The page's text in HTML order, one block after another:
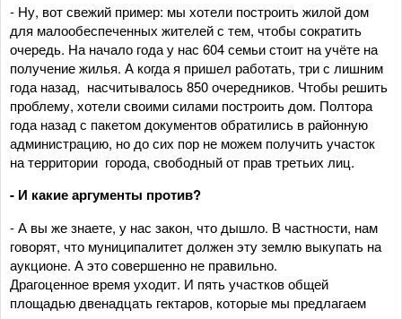
- Ну, вот свежий пример: мы хотели построить жилой дом
для малообеспеченных жителей с тем, чтобы сократить
очередь. На начало года у нас 604 семьи стоит на учёте на
получение жилья. А когда я пришел работать, три с лишним
года назад, насчитывалось 850 очередников. Чтобы решить
проблему, хотели своими силами построить дом. Полтора
года назад с пакетом документов обратились в районную
администрацию, но до сих пор не можем получить участок
на территории города, свободный от прав третьих лиц.
- И какие аргументы против?
- А вы же знаете, у нас закон, что дышло. В частности, нам
говорят, что муниципалитет должен эту землю выкупать на
аукционе. А это совершенно не правильно.
Драгоценное время уходит. И пять участков общей
площадью двенадцать гектаров, которые мы предлагаем